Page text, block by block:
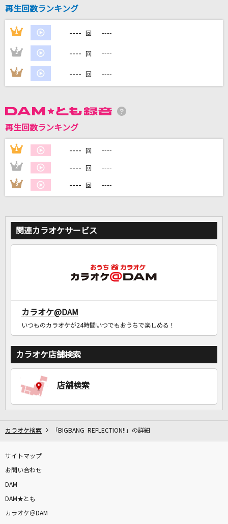
Official髭男dism
DAMの新曲・ランキングなど
DAMに会員登録・ログインして
自宅でカラオケ歌い放題！
家族や友達と一緒に！練習にも！
再生回数ランキング
1 ---- 回 ----
2 ---- 回 ----
3 ---- 回 ----
再生回数ランキング
1 ---- 回 ----
2 ---- 回 ----
3 ---- 回 ----
関連カラオケサービス
カラオケ@DAM
いつものカラオケが24時間いつでもおうちで楽しめる！
カラオケ店舗検索
店舗検索
カラオケ検索 「BIGBANG REFLECTION!!」の詳細
サイトマップ
お問い合わせ
DAM
DAM★とも
カラオケ＠DAM